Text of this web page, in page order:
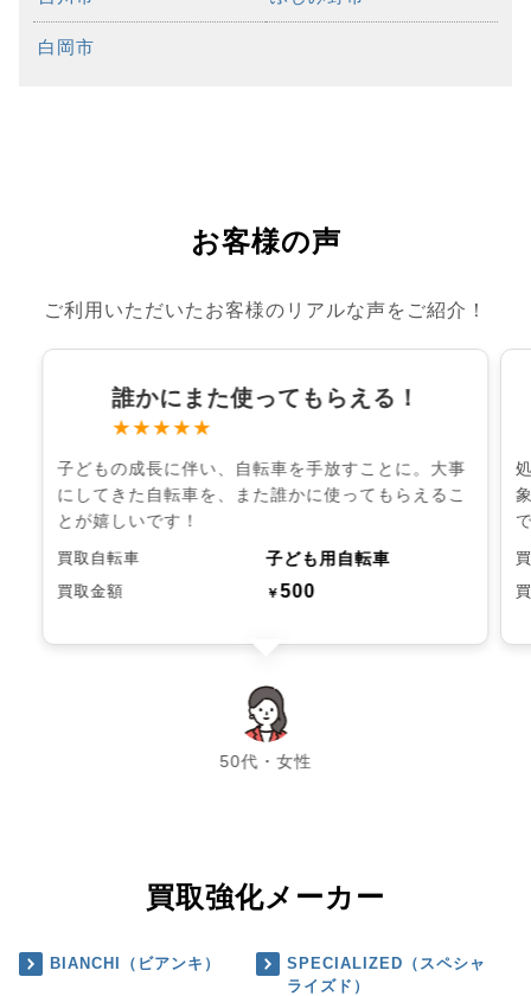
白岡市
お客様の声
ご利用いただいたお客様のリアルな声をご紹介！
誰かにまた使ってもらえる！
★★★★★
子どもの成長に伴い、自転車を手放すことに。大事
にしてきた自転車を、また誰かに使ってもらえるこ
とが嬉しいです！
買取自転車 子ども用自転車
買取金額 ￥500
50代・女性
chevron_left chevron_right
買取強化メーカー
BIANCHI（ビアンキ）
SPECIALIZED（スペシャ
ライズド）